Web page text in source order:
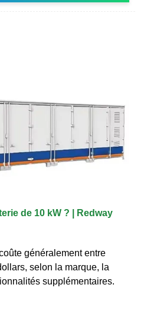
de 10 kW ? | Redway
généralement entre
selon la marque, la
supplémentaires.